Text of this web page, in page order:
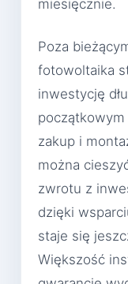
miesięcznie.
Poza
fotowoltaika
inwestycję
początkowym
zakup i
można
zwrotu z
dzięki
staje się
Większość